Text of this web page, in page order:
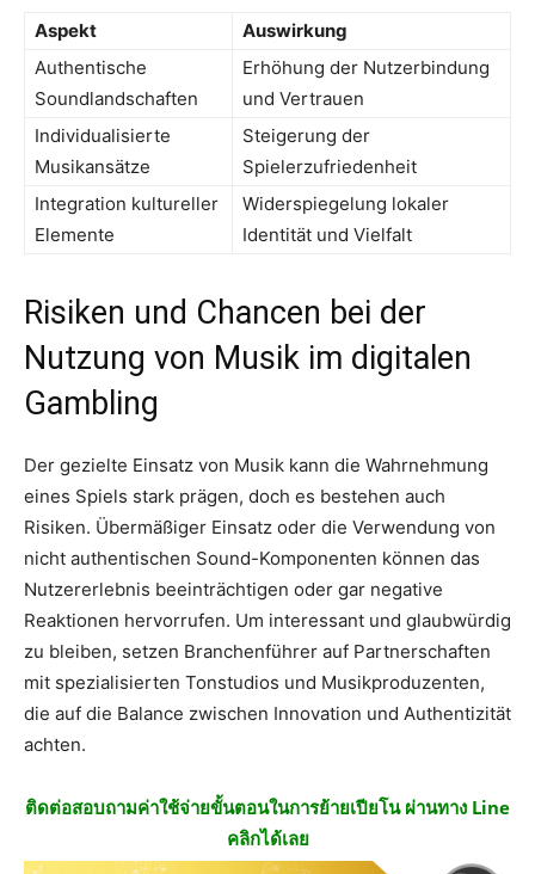
Aspekt
Auswirkung
Authentische
Soundlandschaften
Erhöhung der Nutzerbindung
und Vertrauen
Individualisierte
Musikansätze
Steigerung der
Spielerzufriedenheit
Integration kultureller
Elemente
Widerspiegelung lokaler
Identität und Vielfalt
Risiken und Chancen bei der
Nutzung von Musik im digitalen
Gambling
Der gezielte Einsatz von Musik kann die Wahrnehmung
eines Spiels stark prägen, doch es bestehen auch
Risiken. Übermäßiger Einsatz oder die Verwendung von
nicht authentischen Sound-Komponenten können das
Nutzererlebnis beeinträchtigen oder gar negative
Reaktionen hervorrufen. Um interessant und glaubwürdig
zu bleiben, setzen Branchenführer auf Partnerschaften
mit spezialisierten Tonstudios und Musikproduzenten,
die auf die Balance zwischen Innovation und Authentizität
achten.
ติดต่อสอบถามค่าใช้จ่ายขั้นตอนในการย้ายเปียโน ผ่านทาง Line
คลิกได้เลย